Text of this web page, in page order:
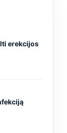
erekcijos